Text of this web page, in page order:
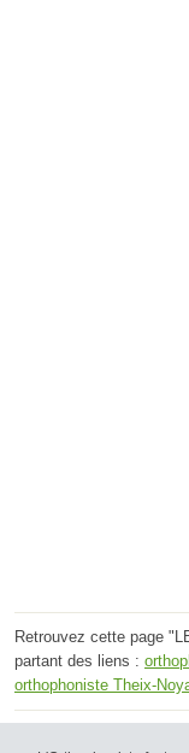
Retrouvez cette page
partant des liens :
orthophoniste Theix-